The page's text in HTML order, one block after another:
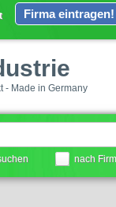
Firma eintragen!
- Made in Germany
nach